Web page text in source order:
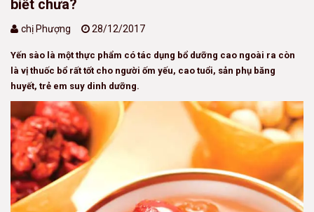
biết chưa?
chị Phượng 28/12/2017
Yến sào là một thực phẩm có tác dụng bổ dưỡng cao ngoài ra còn
là vị thuốc bổ rất tốt cho người ốm yếu, cao tuổi, sản phụ băng
huyết, trẻ em suy dinh dưỡng.